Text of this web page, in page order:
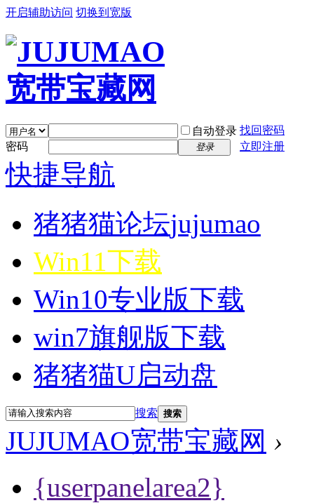
开启辅助访问 切换到宽版
自动登录 找回密码
密码
登录 立即注册
快捷导航
猪猪猫论坛jujumao
Win11下载
Win10专业版下载
win7旗舰版下载
猪猪猫U启动盘
搜索 搜索
JUJUMAO宽带宝藏网 ›
{userpanelarea2}